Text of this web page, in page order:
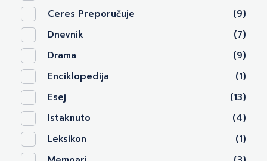
Ceres Preporučuje
(9)
Dnevnik
(7)
Drama
(9)
Enciklopedija
(1)
Esej
(13)
Istaknuto
(4)
Leksikon
(1)